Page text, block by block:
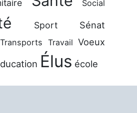
Social
Sport Sénat
Transports Travail Voeux
Élus école